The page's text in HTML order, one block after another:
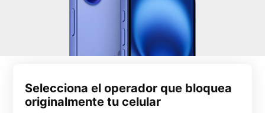
Selecciona el operador que bloquea
originalmente tu celular